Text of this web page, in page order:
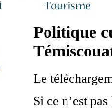
Politique
Le
Si ce n’est